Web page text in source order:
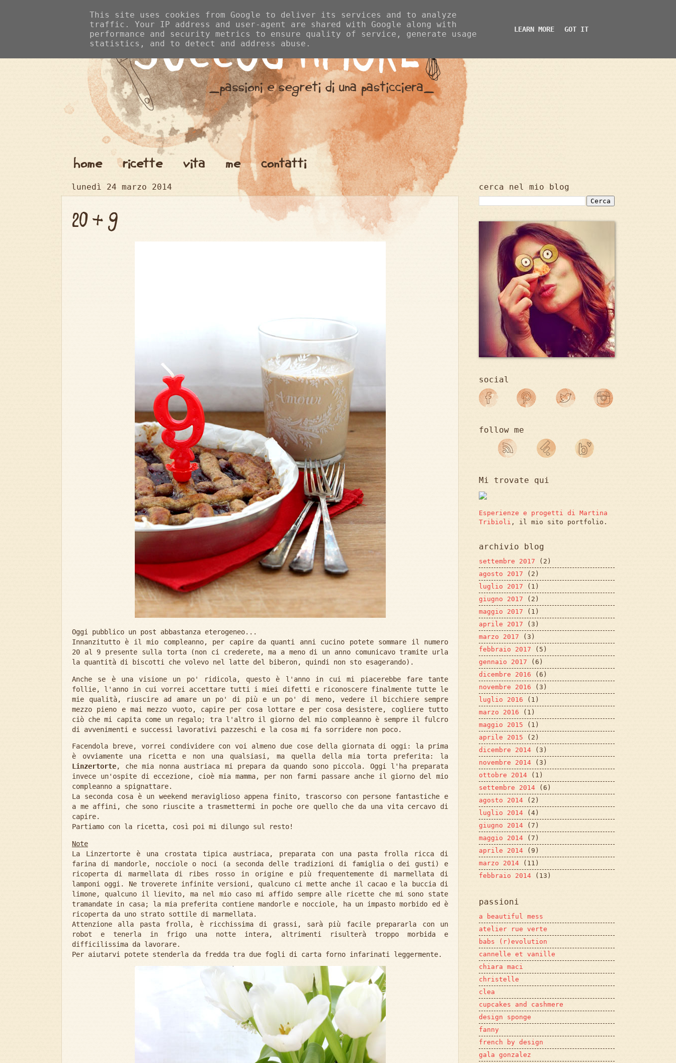
home ricette vita me contatti
lunedì 24 marzo 2014
20 + 9
Oggi pubblico un post abbastanza eterogeneo...
Innanzitutto è il mio compleanno, per capire da quanti anni cucino potete sommare il numero
20 al 9 presente sulla torta (non ci crederete, ma a meno di un anno comunicavo tramite urla
la quantità di biscotti che volevo nel latte del biberon, quindi non sto esagerando).
Anche se è una visione un po' ridicola, questo è l'anno in cui mi piacerebbe fare tante
follie, l'anno in cui vorrei accettare tutti i miei difetti e riconoscere finalmente tutte le
mie qualità, riuscire ad amare un po' di più e un po' di meno, vedere il bicchiere sempre
mezzo pieno e mai mezzo vuoto, capire per cosa lottare e per cosa desistere, cogliere tutto
ciò che mi capita come un regalo; tra l'altro il giorno del mio compleanno è sempre il fulcro
di avvenimenti e successi lavorativi pazzeschi e la cosa mi fa sorridere non poco.
Facendola breve, vorrei condividere con voi almeno due cose della giornata di oggi: la prima
è ovviamente una ricetta e non una qualsiasi, ma quella della mia torta preferita: la
Linzertorte, che mia nonna austriaca mi prepara da quando sono piccola. Oggi l'ha preparata
invece un'ospite di eccezione, cioè mia mamma, per non farmi passare anche il giorno del mio
compleanno a spignattare.
La seconda cosa è un weekend meraviglioso appena finito, trascorso con persone fantastiche e
a me affini, che sono riuscite a trasmettermi in poche ore quello che da una vita cercavo di
capire.
Partiamo con la ricetta, così poi mi dilungo sul resto!
Note
La Linzertorte è una crostata tipica austriaca, preparata con una pasta frolla ricca di
farina di mandorle, nocciole o noci (a seconda delle tradizioni di famiglia o dei gusti) e
ricoperta di marmellata di ribes rosso in origine e più frequentemente di marmellata di
lamponi oggi. Ne troverete infinite versioni, qualcuno ci mette anche il cacao e la buccia di
limone, qualcuno il lievito, ma nel mio caso mi affido sempre alle ricette che mi sono state
tramandate in casa; la mia preferita contiene mandorle e nocciole, ha un impasto morbido ed è
ricoperta da uno strato sottile di marmellata.
Attenzione alla pasta frolla, è ricchissima di grassi, sarà più facile prepararla con un
robot e tenerla in frigo una notte intera, altrimenti risulterà troppo morbida e
difficilissima da lavorare.
Per aiutarvi potete stenderla da fredda tra due fogli di carta forno infarinati leggermente.
cerca nel mio blog
social
follow me
Mi trovate qui
Esperienze e progetti di Martina
Tribioli , il mio sito portfolio.
archivio blog
settembre 2017 (2)
agosto 2017 (2)
luglio 2017 (1)
giugno 2017 (2)
maggio 2017 (1)
aprile 2017 (3)
marzo 2017 (3)
febbraio 2017 (5)
gennaio 2017 (6)
dicembre 2016 (6)
novembre 2016 (3)
luglio 2016 (1)
marzo 2016 (1)
maggio 2015 (1)
aprile 2015 (2)
dicembre 2014 (3)
novembre 2014 (3)
ottobre 2014 (1)
settembre 2014 (6)
agosto 2014 (2)
luglio 2014 (4)
giugno 2014 (7)
maggio 2014 (7)
aprile 2014 (9)
marzo 2014 (11)
febbraio 2014 (13)
passioni
a beautiful mess
atelier rue verte
babs (r)evolution
cannelle et vanille
chiara maci
christelle
clea
cupcakes and cashmere
design sponge
fanny
french by design
gala gonzalez
This site uses cookies from Google to deliver its services and to analyze
traffic. Your IP address and user-agent are shared with Google along with
performance and security metrics to ensure quality of service, generate usage
statistics, and to detect and address abuse.
LEARN MORE GOT IT